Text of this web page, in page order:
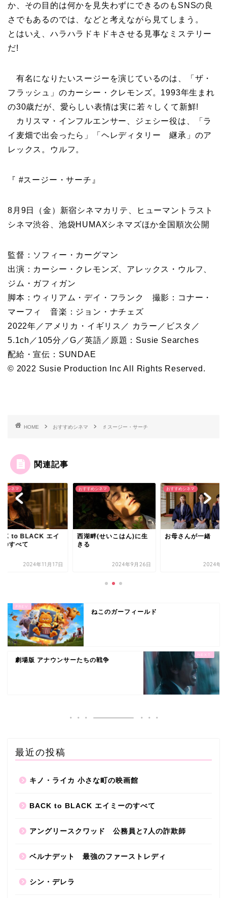
か、その目的は何かを見失わずにできるのもSNSの良
さでもあるのでは、などと考えながら見てしまう。
とはいえ、ハラハラドキドキさせる見事なミステリー
だ!
有名になりたいスージーを演じているのは、「ザ・
フラッシュ」のカーシー・クレモンズ。1993年生まれ
の30歳だが、愛らしい表情は実に若々しくて新鮮!
カリスマ・インフルエンサー、ジェシー役は、「ラ
イ麦畑で出会ったら」「ヘレディタリー 継承」のア
レックス。ウルフ。
『 #スージー・サーチ』
8月9日（金）新宿シネマカリテ、ヒューマントラスト
シネマ渋谷、池袋HUMAXシネマズほか全国順次公開
監督：ソフィー・カーグマン
出演：カーシー・クレモンズ、アレックス・ウルフ、
ジム・ガフィガン
脚本：ウィリアム・デイ・フランク 撮影：コナー・
マーフィ 音楽：ジョン・ナチェズ
2022年／アメリカ・イギリス／ カラー／ビスタ／
5.1ch／105分／G／英語／原題：Susie Searches
配給・宣伝：SUNDAE
© 2022 Susie Production Inc All Rights Reserved.
HOME おすすめシネマ ♯ スージー・サーチ
関連記事
めシネマ
to BLACK エイ
のすべて
2024年11月17日
おすすめシネマ
西湖畔(せいこはん)に生
きる
2024年9月26日
おすすめシネマ
お母さんが一緒
2024年7
ねこのガーフィールド
劇場版 アナウンサーたちの戦争
最近の投稿
キノ・ライカ 小さな町の映画館
BACK to BLACK エイミーのすべて
アングリースクワッド 公務員と7人の詐欺師
ベルナデット 最強のファーストレディ
シン・デレラ